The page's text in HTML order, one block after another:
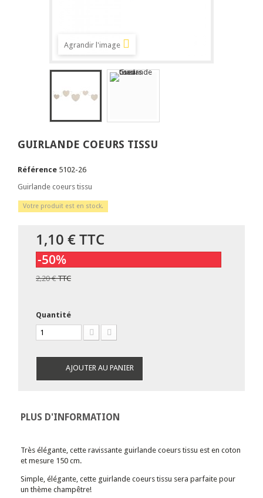
Agrandir l'image
GUIRLANDE COEURS TISSU
Référence 5102-26
Guirlande coeurs tissu
Votre produit est en stock.
1,10 €TTC
-50%
2,20 €TTC
Quantité
AJOUTER AU PANIER
PLUS D'INFORMATION
Très élégante, cette ravissante guirlande coeurs tissu est en coton
et mesure 150 cm.
Simple, élégante, cette guirlande coeurs tissu sera parfaite pour
un thème champêtre!